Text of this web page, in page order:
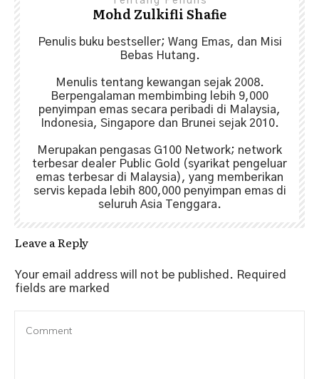
Mohd Zulkifli Shafie
Penulis buku bestseller; Wang Emas, dan Misi
Bebas Hutang.
Menulis tentang kewangan sejak 2008.
Berpengalaman membimbing lebih 9,000
penyimpan emas secara peribadi di Malaysia,
Indonesia, Singapore dan Brunei sejak 2010.
Merupakan pengasas G100 Network; network
terbesar dealer Public Gold (syarikat pengeluar
emas terbesar di Malaysia), yang memberikan
servis kepada lebih 800,000 penyimpan emas di
seluruh Asia Tenggara.
Leave a Reply
Your email address will not be published. Required
fields are marked